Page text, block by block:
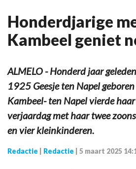
Honderdjarige
Kambeel geniet
ALMELO - Honderd jaar
1925 Geesje ten Napel
Kambeel- ten Napel vierde
verjaardag met haar twee
en vier kleinkinderen.
Redactie Redactie 5 maart 2025